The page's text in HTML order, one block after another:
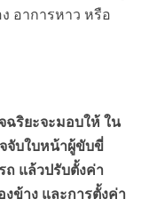
อาการหาว หรือ
ริยะจะมอบให้ ใน
จับใบหน้าผู้ขับขี่
แล้วปรับตั้งค่า
ข้าง และการตั้งค่า